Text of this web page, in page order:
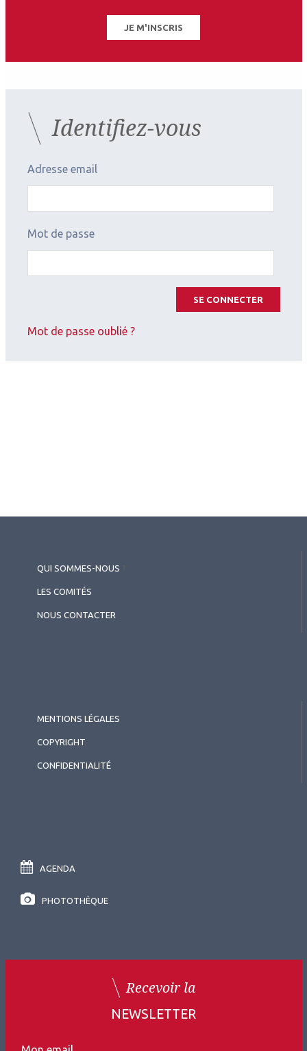
rétinographe et recalage des coupes OCT.
JE M'INSCRIS
Identifiez-vous
Adresse email
Mot de passe
SE CONNECTER
Mot de passe oublié ?
QUI SOMMES-NOUS
LES COMITÉS
NOUS CONTACTER
MENTIONS LÉGALES
COPYRIGHT
CONFIDENTIALITÉ
AGENDA
PHOTOTHÈQUE
Recevoir la
NEWSLETTER